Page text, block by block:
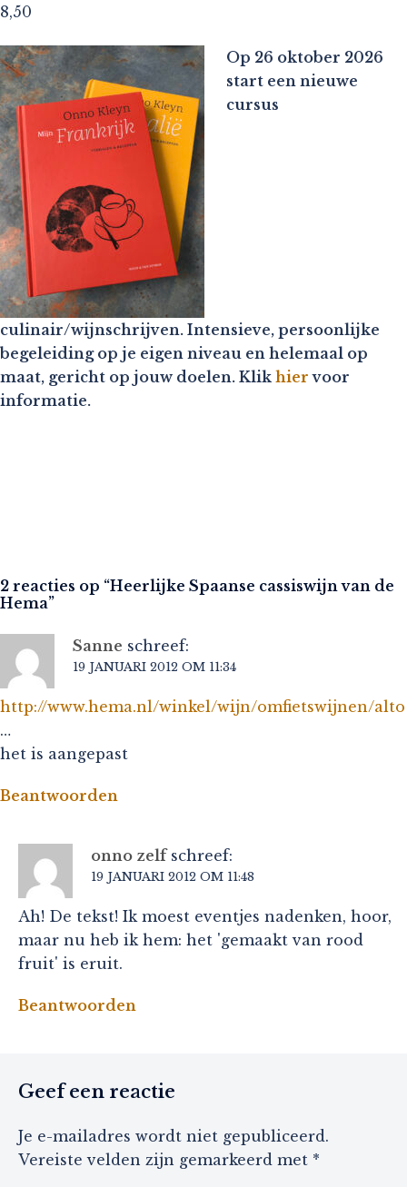
8,50
Op 26 oktober 2026
start een nieuwe
cursus
culinair/wijnschrijven. Intensieve, persoonlijke
begeleiding op je eigen niveau en helemaal op
maat, gericht op jouw doelen. Klik hier voor
informatie.
2 reacties op “Heerlijke Spaanse cassiswijn van de
Hema”
Sanne schreef:
19 JANUARI 2012 OM 11:34
http://www.hema.nl/winkel/wijn/omfietswijnen/alto
…
het is aangepast
Beantwoorden
onno zelf schreef:
19 JANUARI 2012 OM 11:48
Ah! De tekst! Ik moest eventjes nadenken, hoor,
maar nu heb ik hem: het 'gemaakt van rood
fruit' is eruit.
Beantwoorden
Geef een reactie
Je e-mailadres wordt niet gepubliceerd.
Vereiste velden zijn gemarkeerd met *